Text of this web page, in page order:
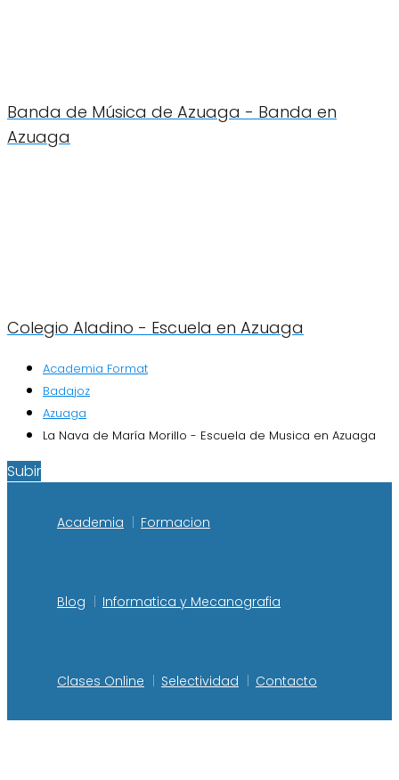
Banda de Música de Azuaga - Banda en
Azuaga
Colegio Aladino - Escuela en Azuaga
Academia Format
Badajoz
Azuaga
La Nava de María Morillo - Escuela de Musica en Azuaga
Subir
Academia Formacion
Blog Informatica y Mecanografia
Clases Online Selectividad Contacto